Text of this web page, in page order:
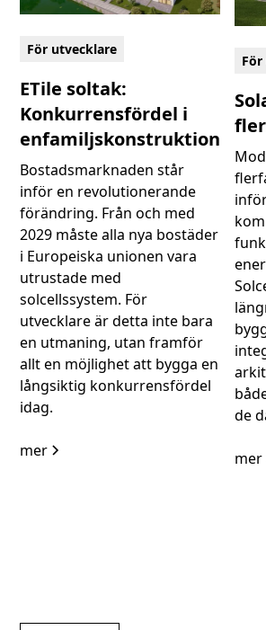
För utvecklare
ETile soltak:
Konkurrensfördel i
enfamiljskonstruktion
Bostadsmarknaden står
inför en revolutionerande
förändring. Från och med
2029 måste alla nya bostäder
i Europeiska unionen vara
utrustade med
solcellssystem. För
utvecklare är detta inte bara
en utmaning, utan framför
allt en möjlighet att bygga en
långsiktig konkurrensfördel
idag.
mer
de
mer